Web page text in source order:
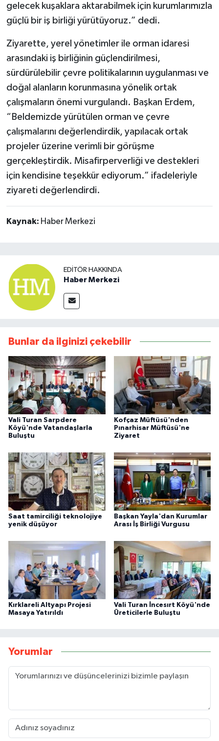
gelecek kuşaklara aktarabilmek için kurumlarımızla
güçlü bir iş birliği yürütüyoruz.” dedi.
Ziyarette, yerel yönetimler ile orman idaresi
arasındaki iş birliğinin güçlendirilmesi,
sürdürülebilir çevre politikalarının uygulanması ve
doğal alanların korunmasına yönelik ortak
çalışmaların önemi vurgulandı. Başkan Erdem,
“Beldemizde yürütülen orman ve çevre
çalışmalarını değerlendirdik, yapılacak ortak
projeler üzerine verimli bir görüşme
gerçekleştirdik. Misafirperverliği ve destekleri
için kendisine teşekkür ediyorum.” ifadeleriyle
ziyareti değerlendirdi.
Kaynak: Haber Merkezi
EDITÖR HAKKINDA
Haber Merkezi
Bunlar da ilginizi çekebilir
Vali Turan Sarpdere
Köyü'nde Vatandaşlarla
Buluştu
Kofçaz Müftüsü'nden
Pınarhisar Müftüsü'ne
Ziyaret
Saat tamirciliği teknolojiye
yenik düşüyor
Başkan Yayla'dan Kurumlar
Arası İş Birliği Vurgusu
Kırklareli Altyapı Projesi
Masaya Yatırıldı
Vali Turan İncesırt Köyü'nde
Üreticilerle Buluştu
Yorumlar